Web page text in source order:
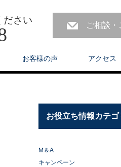
ださい ご相談・
お客様の声 アクセス
お役立ち情報カテゴ
M＆A
キャンペーン